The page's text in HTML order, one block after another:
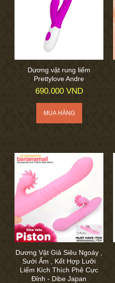
Dương vật rung liếm
Prettylove Andre
690.000 VND
Dương Vật Giả Siêu Ngoáy ,
Sưởi Ẩm , Kết Hợp Lưỡi
Liếm Kích Thích Phê Cực
Đỉnh - Dibe Japan